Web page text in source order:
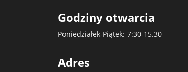
Godziny otwarcia
Poniedziałek-Piątek: 7:30-15.30
Adres